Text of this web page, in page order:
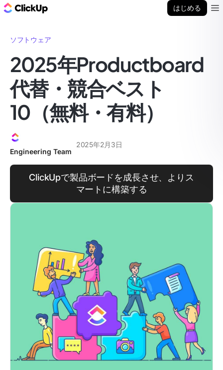
はじめる
ソフトウェア
2025年Productboard
代替・競合ベスト
10（無料・有料）
Engineering Team
2025年2月3日
ClickUpで製品ボードを成長させ、よりス
マートに構築する